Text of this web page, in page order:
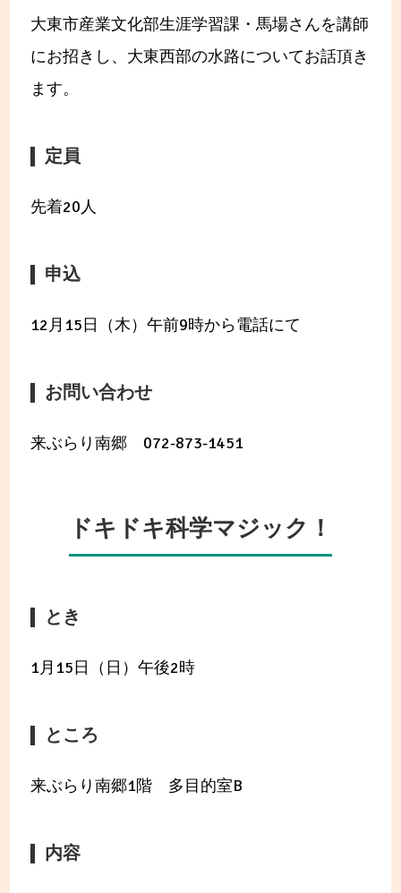
大東市産業文化部生涯学習課・馬場さんを講師
にお招きし、大東西部の水路についてお話頂き
ます。
定員
先着20人
申込
12月15日（木）午前9時から電話にて
お問い合わせ
来ぶらり南郷 072-873-1451
ドキドキ科学マジック！
とき
1月15日（日）午後2時
ところ
来ぶらり南郷1階 多目的室B
内容